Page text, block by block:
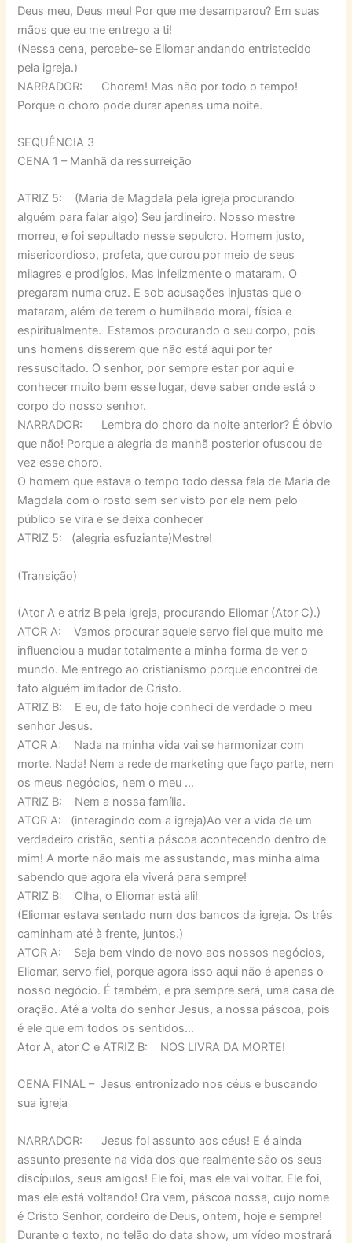
Deus meu, Deus meu! Por que me desamparou? Em suas
mãos que eu me entrego a ti!
(Nessa cena, percebe-se Eliomar andando entristecido
pela igreja.)
NARRADOR: Chorem! Mas não por todo o tempo!
Porque o choro pode durar apenas uma noite.
SEQUÊNCIA 3
CENA 1 – Manhã da ressurreição
ATRIZ 5: (Maria de Magdala pela igreja procurando
alguém para falar algo) Seu jardineiro. Nosso mestre
morreu, e foi sepultado nesse sepulcro. Homem justo,
misericordioso, profeta, que curou por meio de seus
milagres e prodígios. Mas infelizmente o mataram. O
pregaram numa cruz. E sob acusações injustas que o
mataram, além de terem o humilhado moral, física e
espiritualmente. Estamos procurando o seu corpo, pois
uns homens disserem que não está aqui por ter
ressuscitado. O senhor, por sempre estar por aqui e
conhecer muito bem esse lugar, deve saber onde está o
corpo do nosso senhor.
NARRADOR: Lembra do choro da noite anterior? É óbvio
que não! Porque a alegria da manhã posterior ofuscou de
vez esse choro.
O homem que estava o tempo todo dessa fala de Maria de
Magdala com o rosto sem ser visto por ela nem pelo
público se vira e se deixa conhecer
ATRIZ 5: (alegria esfuziante)Mestre!
(Transição)
(Ator A e atriz B pela igreja, procurando Eliomar (Ator C).)
ATOR A: Vamos procurar aquele servo fiel que muito me
influenciou a mudar totalmente a minha forma de ver o
mundo. Me entrego ao cristianismo porque encontrei de
fato alguém imitador de Cristo.
ATRIZ B: E eu, de fato hoje conheci de verdade o meu
senhor Jesus.
ATOR A: Nada na minha vida vai se harmonizar com
morte. Nada! Nem a rede de marketing que faço parte, nem
os meus negócios, nem o meu …
ATRIZ B: Nem a nossa família.
ATOR A: (interagindo com a igreja)Ao ver a vida de um
verdadeiro cristão, senti a páscoa acontecendo dentro de
mim! A morte não mais me assustando, mas minha alma
sabendo que agora ela viverá para sempre!
ATRIZ B: Olha, o Eliomar está ali!
(Eliomar estava sentado num dos bancos da igreja. Os três
caminham até à frente, juntos.)
ATOR A: Seja bem vindo de novo aos nossos negócios,
Eliomar, servo fiel, porque agora isso aqui não é apenas o
nosso negócio. É também, e pra sempre será, uma casa de
oração. Até a volta do senhor Jesus, a nossa páscoa, pois
é ele que em todos os sentidos…
Ator A, ator C e ATRIZ B: NOS LIVRA DA MORTE!
CENA FINAL – Jesus entronizado nos céus e buscando
sua igreja
NARRADOR: Jesus foi assunto aos céus! E é ainda
assunto presente na vida dos que realmente são os seus
discípulos, seus amigos! Ele foi, mas ele vai voltar. Ele foi,
mas ele está voltando! Ora vem, páscoa nossa, cujo nome
é Cristo Senhor, cordeiro de Deus, ontem, hoje e sempre!
Durante o texto, no telão do data show, um vídeo mostrará